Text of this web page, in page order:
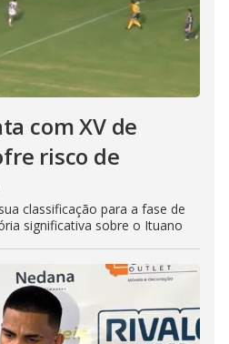
com XV de
risco de
classificação para a fase de
significativa sobre o Ituano